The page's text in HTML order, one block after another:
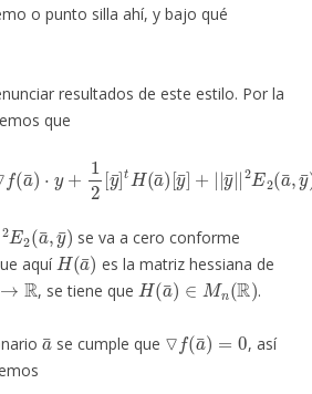
o punto silla ahí, y bajo qué
resultados de este estilo. Por la
que
⋅y
2
¯|| 2 a
se va a cero conforme
aquí
H(a¯ )
es la matriz hessiana de
R
, se tiene que
H(a¯)∈Mn(R)
.
se cumple que
f(a ¯
, así